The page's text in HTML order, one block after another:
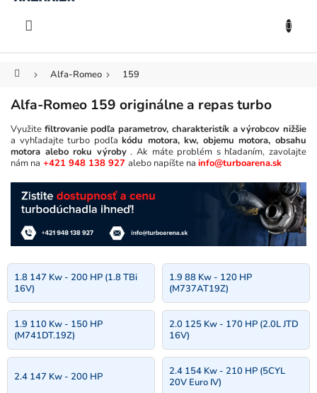
Prejsť
obsah
DomovAlfa-Romeo 159
Alfa-Romeo 159 originálne a repas turbo
Využite filtrovanie podľa parametrov, charakteristík a výrobcov nižšie
a vyhľadajte turbo podľakódu motora, kw, objemu motora, obsahu
motora alebo roku výroby. Ak máte problém s hľadaním, zavolajte
nám na +421 948 138 927 alebo napíšte na info@turboarena.sk
1.8 147 Kw - 200 HP (1.8 TBi
16V)
1.9 88 Kw - 120 HP
(M737AT19Z)
1.9 110 Kw - 150 HP
(M741DT.19Z)
2.0 125 Kw - 170 HP (2.0L JTD
16V)
2.4 147 Kw - 200 HP
2.4 154 Kw - 210 HP (5CYL
20V Euro IV)